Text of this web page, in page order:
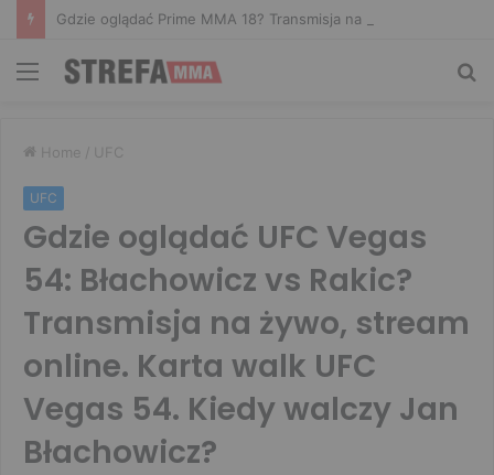
Gdzie oglądać Prime MMA 18? Transmisja na żywo
Menu
Home / UFC
UFC
Gdzie oglądać UFC Vegas
54: Błachowicz vs Rakic?
Transmisja na żywo, stream
online. Karta walk UFC
Vegas 54. Kiedy walczy Jan
Błachowicz?